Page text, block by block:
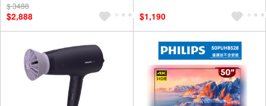
$ 3488
$2,888
$1,190